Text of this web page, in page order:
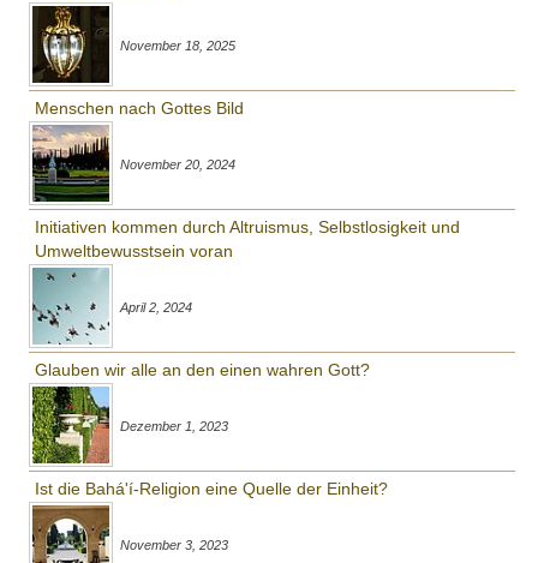
November 18, 2025
Menschen nach Gottes Bild
November 20, 2024
Initiativen kommen durch Altruismus, Selbstlosigkeit und
Umweltbewusstsein voran
April 2, 2024
Glauben wir alle an den einen wahren Gott?
Dezember 1, 2023
Ist die Bahá'í-Religion eine Quelle der Einheit?
November 3, 2023